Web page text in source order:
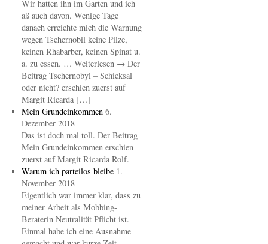
Wir hatten ihn im Garten und ich
aß auch davon. Wenige Tage
danach erreichte mich die Warnung
wegen Tschernobil keine Pilze,
keinen Rhabarber, keinen Spinat u.
a. zu essen. … Weiterlesen → Der
Beitrag Tschernobyl – Schicksal
oder nicht? erschien zuerst auf
Margit Ricarda […]
Mein Grundeinkommen 6.
Dezember 2018
Das ist doch mal toll. Der Beitrag
Mein Grundeinkommen erschien
zuerst auf Margit Ricarda Rolf.
Warum ich parteilos bleibe 1.
November 2018
Eigentlich war immer klar, dass zu
meiner Arbeit als Mobbing-
Beraterin Neutralität Pflicht ist.
Einmal habe ich eine Ausnahme